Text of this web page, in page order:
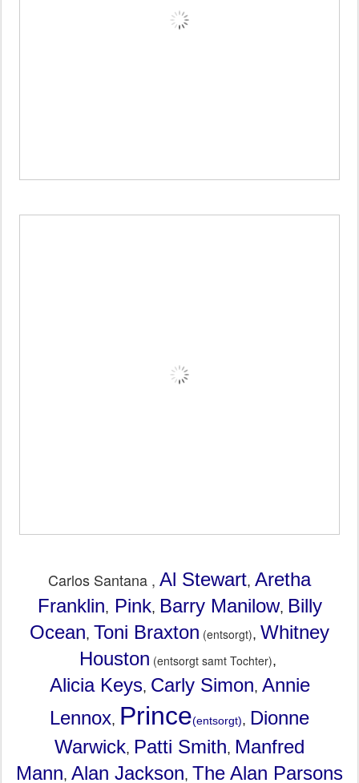
Carlos Santana , Al Stewart, Aretha
Franklin, Pink, Barry Manilow, Billy
Ocean, Toni Braxton (entsorgt), Whitney
Houston (entsorgt samt Tochter),
Alicia Keys, Carly Simon, Annie
Lennox, Prince(entsorgt), Dionne
Warwick, Patti Smith, Manfred
Mann, Alan Jackson, The Alan Parsons